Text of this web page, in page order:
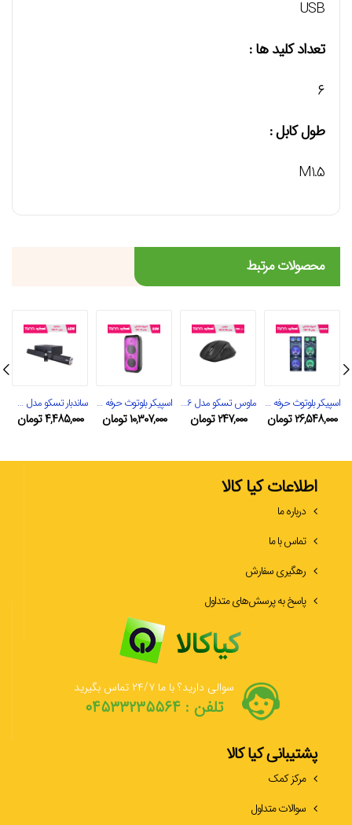
USB
تعداد کلید ها :
۶
طول کابل :
M1.5
محصولات مرتبط
اسپیکر بلوتوث حرفه ای تسکو مدل TS 2091
۲۶,۵۴۸,۰۰۰تومان
ماوس تسکو مدل TM 686
۲۴۷,۰۰۰تومان
اسپیکر بلوتوث حرفه ای تسکو مدل TS 2081
۱۰,۳۰۷,۰۰۰تومان
ساندبار تسکو مدل TS 2020N
۴,۴۸۵,۰۰۰تومان
اطلاعات کیا کالا
درباره ما
تماس با ما
رهگیری سفارش
پاسخ به پرسش‌های متداول
سوالی دارید؟ با ما ۲۴/۷ تماس بگیرید
تلفن : ۰۴۵۳۳۲۳۵۵۶۴
پشتیبانی کیا کالا
مرکز کمک
سوالات متداول